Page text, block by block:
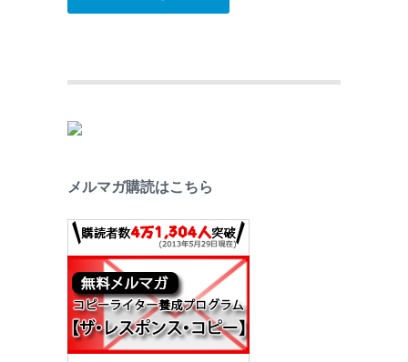
メルマガ購読はこちら